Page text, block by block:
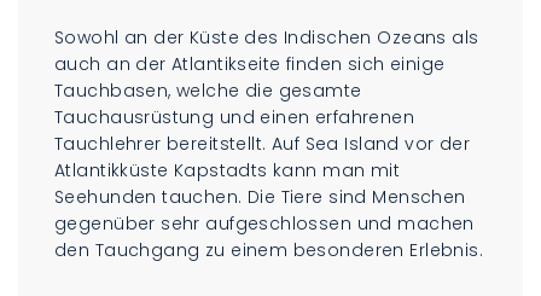
Sowohl an der Küste des Indischen Ozeans als
auch an der Atlantikseite finden sich einige
Tauchbasen, welche die gesamte
Tauchausrüstung und einen erfahrenen
Tauchlehrer bereitstellt. Auf Sea Island vor der
Atlantikküste Kapstadts kann man mit
Seehunden tauchen. Die Tiere sind Menschen
gegenüber sehr aufgeschlossen und machen
den Tauchgang zu einem besonderen Erlebnis.